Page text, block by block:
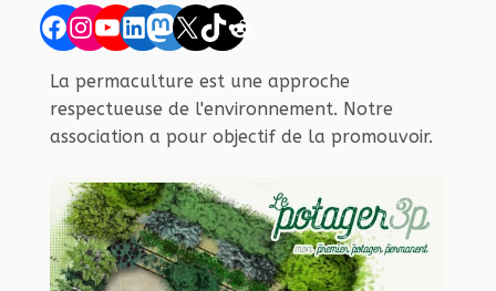
Facebook
Instagram
YouTube
LinkedIn
Mastodon
X TikTok
Reddit
La permaculture est une approche
respectueuse de l'environnement. Notre
association a pour objectif de la promouvoir.